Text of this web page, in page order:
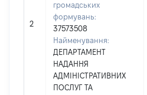
2
громадських
формувань:
37573508
Найменування:
ДЕПАРТАМЕНТ
НАДАННЯ
АДМІНІСТРАТИВНИХ
ПОСЛУГ ТА